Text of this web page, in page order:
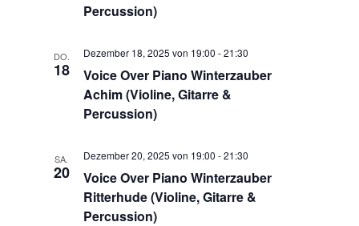
n
t
Percussion)
DO.
18
Voice Over Piano Winterzauber
Achim (Violine, Gitarre &
Percussion)
Dezember 18, 2025 von 19:00 -21:30
SA.
20
Voice Over Piano Winterzauber
Ritterhude (Violine, Gitarre &
Percussion)
Dezember 20, 2025 von 19:00 -21:30